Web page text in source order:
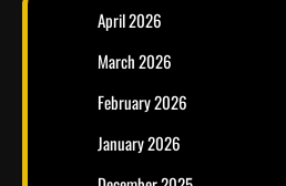
April 2026
March 2026
February 2026
January 2026